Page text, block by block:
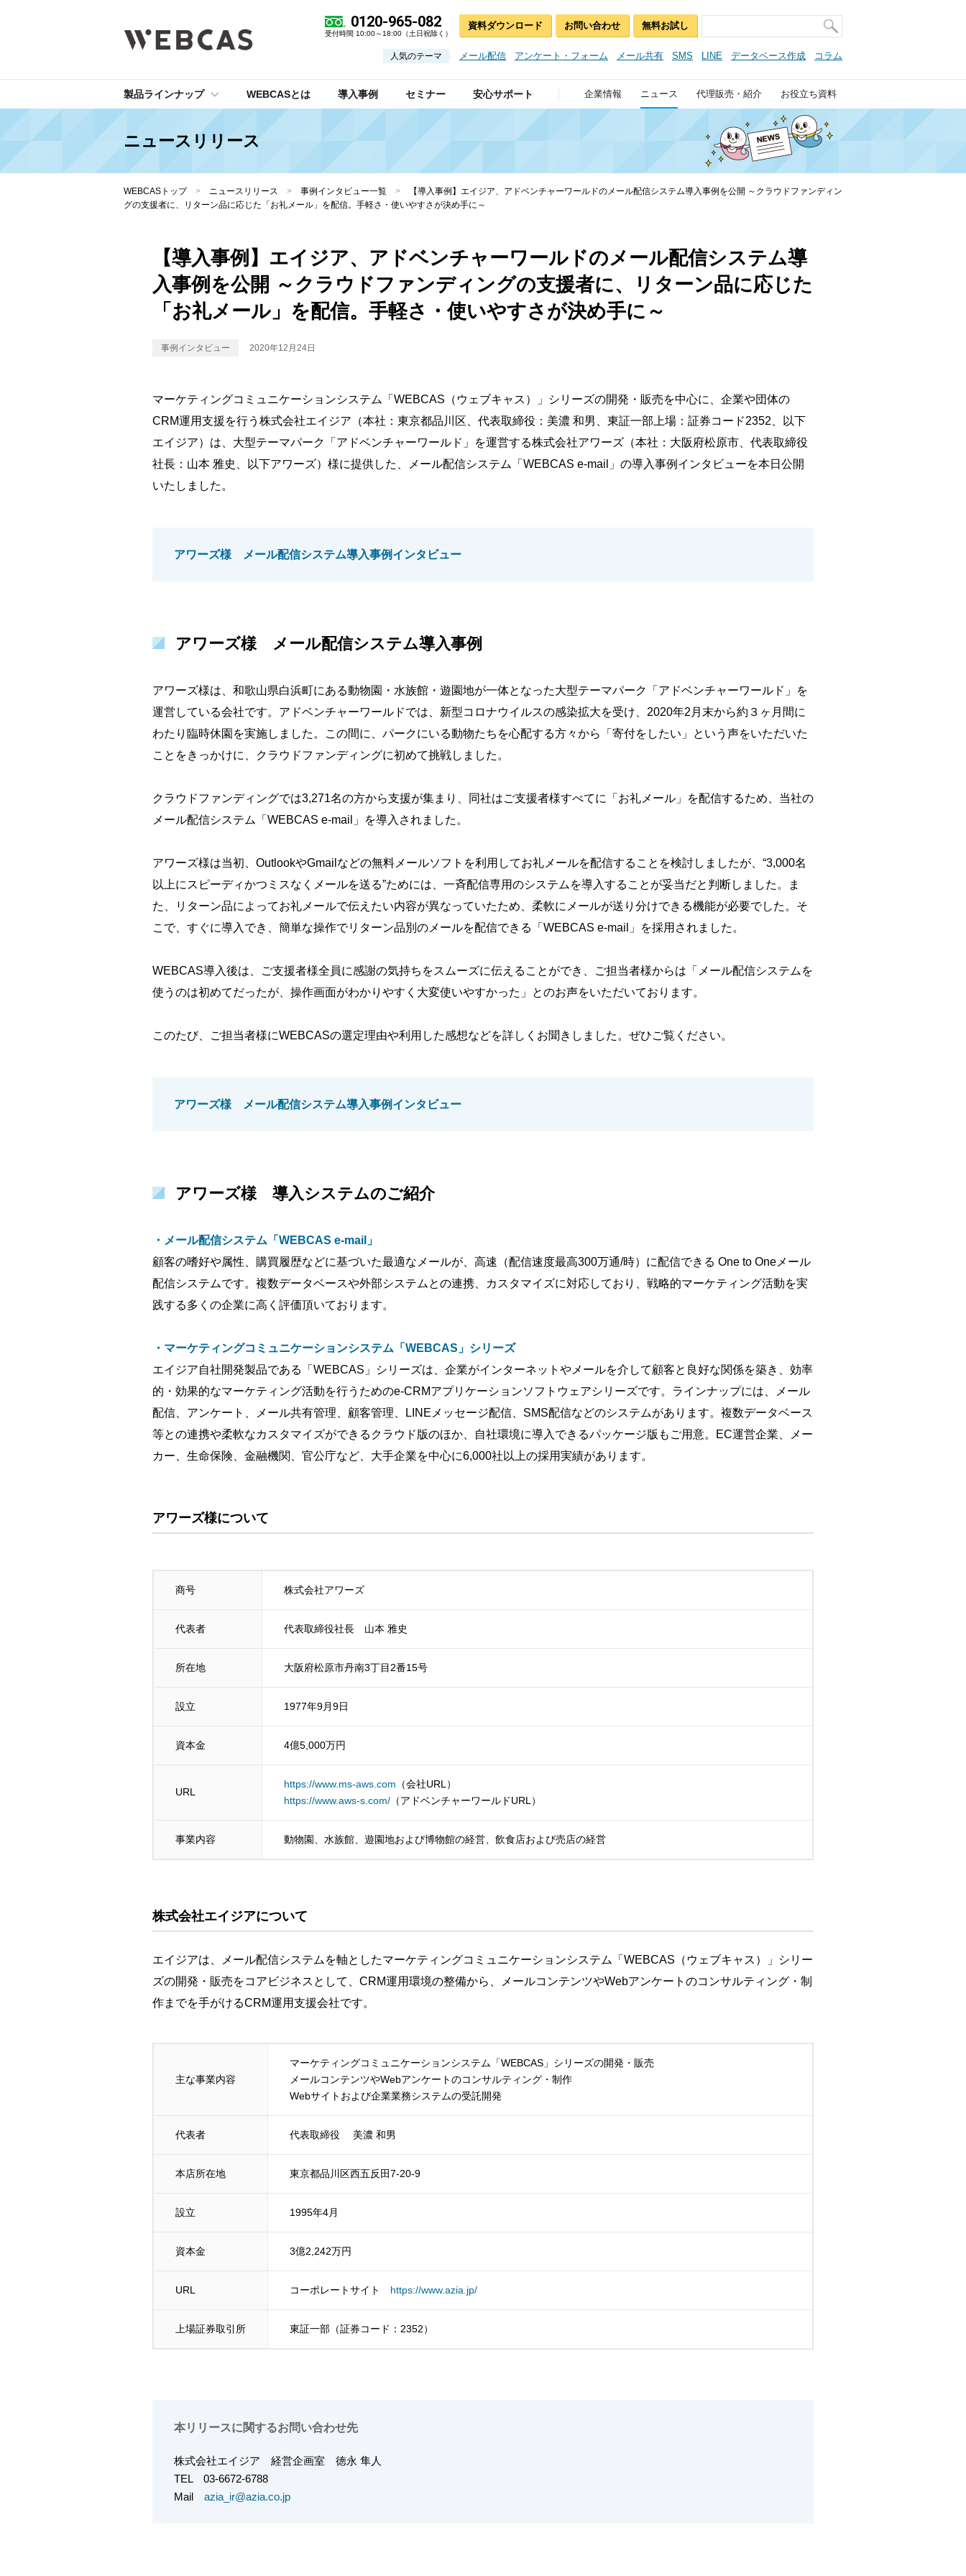
製品ラインナップ WEBCASとは 導入事例 セミナー 安心サポート 企業情報 ニュース 代理販売・紹介 お役立ち資料
0120-965-082
受付時間 10:00～18:00（土日祝除く）
資料ダウンロード お問い合わせ 無料お試し
人気のテーマ メール配信 アンケート・フォーム メール共有 SMS LINE データベース作成 コラム
ニュースリリース
WEBCASトップ > ニュースリリース > 事例インタビュー一覧 >
【導入事例】エイジア、アドベンチャーワールドのメール配信システム導入事例を公開 ～クラウドファンディン
グの支援者に、リターン品に応じた「お礼メール」を配信。手軽さ・使いやすさが決め手に～
【導入事例】エイジア、アドベンチャーワールドのメール配信システム導
入事例を公開 ～クラウドファンディングの支援者に、リターン品に応じた
「お礼メール」を配信。手軽さ・使いやすさが決め手に～
事例インタビュー 2020年12月24日
マーケティングコミュニケーションシステム「WEBCAS（ウェブキャス）」シリーズの開発・販売を中心に、企業や団体の
CRM運用支援を行う株式会社エイジア（本社：東京都品川区、代表取締役：美濃 和男、東証一部上場：証券コード2352、以下
エイジア）は、大型テーマパーク「アドベンチャーワールド」を運営する株式会社アワーズ（本社：大阪府松原市、代表取締役
社長：山本 雅史、以下アワーズ）様に提供した、メール配信システム「WEBCAS e-mail」の導入事例インタビューを本日公開
いたしました。
アワーズ様 メール配信システム導入事例インタビュー
アワーズ様 メール配信システム導入事例
アワーズ様は、和歌山県白浜町にある動物園・水族館・遊園地が一体となった大型テーマパーク「アドベンチャーワールド」を
運営している会社です。アドベンチャーワールドでは、新型コロナウイルスの感染拡大を受け、2020年2月末から約３ヶ月間に
わたり臨時休園を実施しました。この間に、パークにいる動物たちを心配する方々から「寄付をしたい」という声をいただいた
ことをきっかけに、クラウドファンディングに初めて挑戦しました。
クラウドファンディングでは3,271名の方から支援が集まり、同社はご支援者様すべてに「お礼メール」を配信するため、当社の
メール配信システム「WEBCAS e-mail」を導入されました。
アワーズ様は当初、OutlookやGmailなどの無料メールソフトを利用してお礼メールを配信することを検討しましたが、“3,000名
以上にスピーディかつミスなくメールを送る”ためには、一斉配信専用のシステムを導入することが妥当だと判断しました。ま
た、リターン品によってお礼メールで伝えたい内容が異なっていたため、柔軟にメールが送り分けできる機能が必要でした。そ
こで、すぐに導入でき、簡単な操作でリターン品別のメールを配信できる「WEBCAS e-mail」を採用されました。
WEBCAS導入後は、ご支援者様全員に感謝の気持ちをスムーズに伝えることができ、ご担当者様からは「メール配信システムを
使うのは初めてだったが、操作画面がわかりやすく大変使いやすかった」とのお声をいただいております。
このたび、ご担当者様にWEBCASの選定理由や利用した感想などを詳しくお聞きしました。ぜひご覧ください。
アワーズ様 メール配信システム導入事例インタビュー
アワーズ様 導入システムのご紹介
・メール配信システム「WEBCAS e-mail」
顧客の嗜好や属性、購買履歴などに基づいた最適なメールが、高速（配信速度最高300万通/時）に配信できる One to Oneメール
配信システムです。複数データベースや外部システムとの連携、カスタマイズに対応しており、戦略的マーケティング活動を実
践する多くの企業に高く評価頂いております。
・マーケティングコミュニケーションシステム「WEBCAS」シリーズ
エイジア自社開発製品である「WEBCAS」シリーズは、企業がインターネットやメールを介して顧客と良好な関係を築き、効率
的・効果的なマーケティング活動を行うためのe-CRMアプリケーションソフトウェアシリーズです。ラインナップには、メール
配信、アンケート、メール共有管理、顧客管理、LINEメッセージ配信、SMS配信などのシステムがあります。複数データベース
等との連携や柔軟なカスタマイズができるクラウド版のほか、自社環境に導入できるパッケージ版もご用意。EC運営企業、メー
カー、生命保険、金融機関、官公庁など、大手企業を中心に6,000社以上の採用実績があります。
アワーズ様について
商号 株式会社アワーズ
代表者 代表取締役社長 山本 雅史
所在地 大阪府松原市丹南3丁目2番15号
設立 1977年9月9日
資本金 4億5,000万円
URL
https://www.ms-aws.com （会社URL）
https://www.aws-s.com/ （アドベンチャーワールドURL）
事業内容 動物園、水族館、遊園地および博物館の経営、飲食店および売店の経営
株式会社エイジアについて
エイジアは、メール配信システムを軸としたマーケティングコミュニケーションシステム「WEBCAS（ウェブキャス）」シリー
ズの開発・販売をコアビジネスとして、CRM運用環境の整備から、メールコンテンツやWebアンケートのコンサルティング・制
作までを手がけるCRM運用支援会社です。
主な事業内容
マーケティングコミュニケーションシステム「WEBCAS」シリーズの開発・販売
メールコンテンツやWebアンケートのコンサルティング・制作
Webサイトおよび企業業務システムの受託開発
代表者 代表取締役 美濃 和男
本店所在地 東京都品川区西五反田7-20-9
設立 1995年4月
資本金 3億2,242万円
URL コーポレートサイト https://www.azia.jp/
上場証券取引所 東証一部（証券コード：2352）
本リリースに関するお問い合わせ先
株式会社エイジア 経営企画室 徳永 隼人
TEL 03-6672-6788
Mail azia_ir@azia.co.jp